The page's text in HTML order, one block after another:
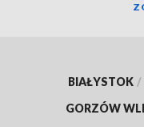
BIAŁYSTOK /
GORZÓW